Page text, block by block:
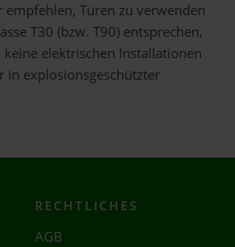
empfehlen, Türen zu verwenden
T30 (bzw. T90) entsprechen,
keine elektrischen Installationen
in explosionsgeschützter
RECHTLICHES
AGB